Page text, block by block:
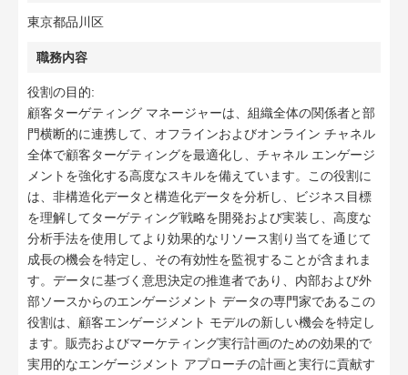
東京都品川区
職務内容
役割の目的:
顧客ターゲティング マネージャーは、組織全体の関係者と部
門横断的に連携して、オフラインおよびオンライン チャネル
全体で顧客ターゲティングを最適化し、チャネル エンゲージ
メントを強化する高度なスキルを備えています。この役割に
は、非構造化データと構造化データを分析し、ビジネス目標
を理解してターゲティング戦略を開発および実装し、高度な
分析手法を使用してより効果的なリソース割り当てを通じて
成長の機会を特定し、その有効性を監視することが含まれま
す。データに基づく意思決定の推進者であり、内部および外
部ソースからのエンゲージメント データの専門家であるこの
役割は、顧客エンゲージメント モデルの新しい機会を特定し
ます。販売およびマーケティング実行計画のための効果的で
実用的なエンゲージメント アプローチの計画と実行に貢献す